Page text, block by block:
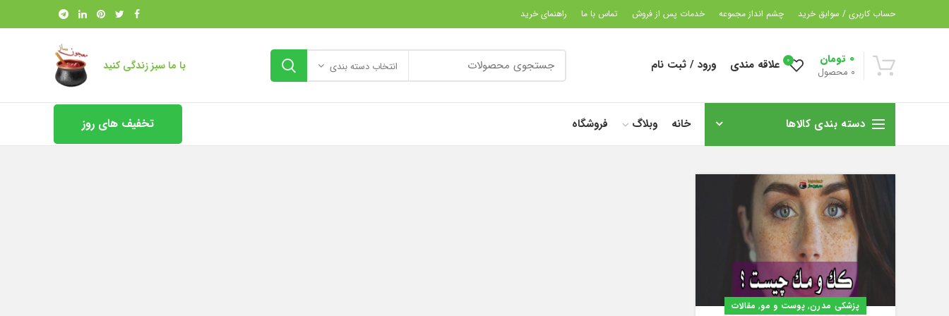
حساب کاربری / سوابق خرید چشم انداز مجموعه خدمات پس از فروش تماس با ما راهنمای خرید
0 محصول
0 تومان 0 علاقه مندی ورود / ثبت نام انتخاب دسته بندی با ما سبز زندگی کنید
دسته بندی کالاها خانه وبلاگ فروشگاه تخفیف های روز
پزشکی مدرن, پوست و مو, مقالات